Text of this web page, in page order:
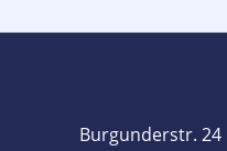
Burgunderstr. 24